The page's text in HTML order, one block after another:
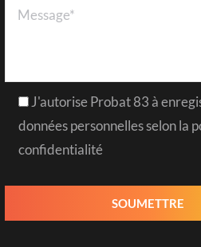
J'autorise Probat 83 à
données personnelles selon la
confidentialité